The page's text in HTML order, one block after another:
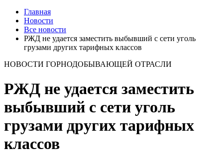
Главная
Новости
Все новости
РЖД не удается заместить выбывший с сети уголь
грузами других тарифных классов
НОВОСТИ ГОРНОДОБЫВАЮЩЕЙ ОТРАСЛИ
РЖД не удается заместить
выбывший с сети уголь
грузами других тарифных
классов